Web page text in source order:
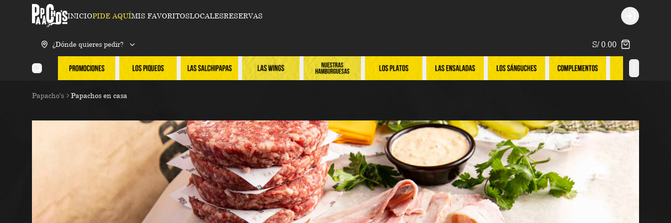
INICIOPIDE AQUÍMIS FAVORITOSLOCALESRESERVAS Login
¿Dónde quieres pedir? S/ 0.00
Papacho's Papachos en casa